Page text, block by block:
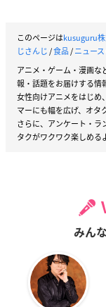
このページはkusuguru
じさんじ/食品/ニュース
アニメ・ゲーム・漫画
報・話題をお届けする情
女性向けアニメをはじめ
マーにも幅を広げ、オタ
さらに、アンケート・ラ
タクがワクワク楽しめる
みん